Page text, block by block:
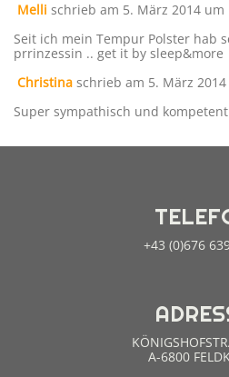
Melli schrieb am 5. März 2014 um
Seit ich mein Tempur Polster hab
prrinzessin .. get it by sleep&more
Christina schrieb am 5. März 2014
Super sympathisch und
+43 (0)676
A-6800